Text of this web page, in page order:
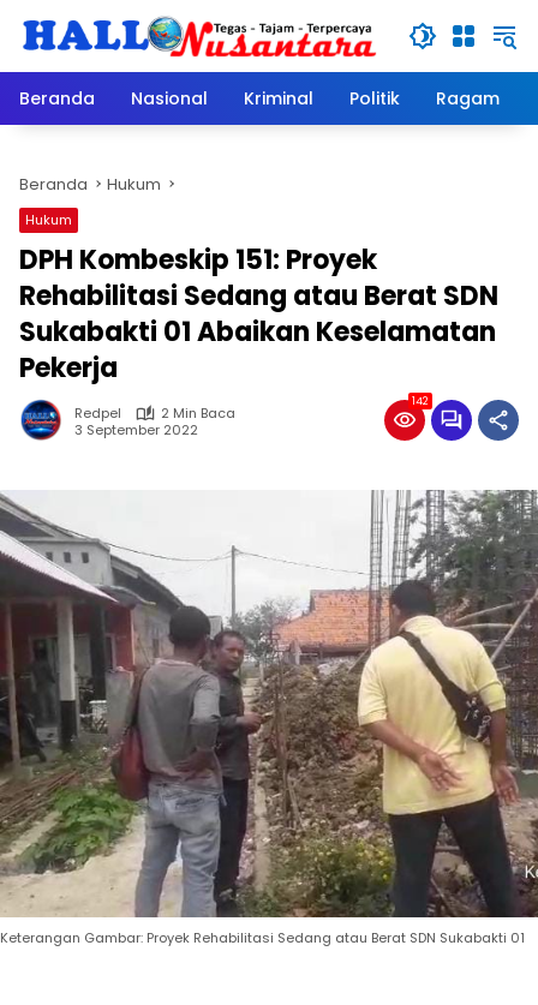
Beranda
Nasional Kriminal Politik Ragam
Beranda Hukum
Hukum
DPH Kombeskip 151: Proyek
Rehabilitasi Sedang atau Berat SDN
Sukabakti 01 Abaikan Keselamatan
Pekerja
Redpel
2 Min Baca
3 September 2022
142
Keterangan Gambar: Proyek Rehabilitasi Sedang atau Berat SDN Sukabakti 01